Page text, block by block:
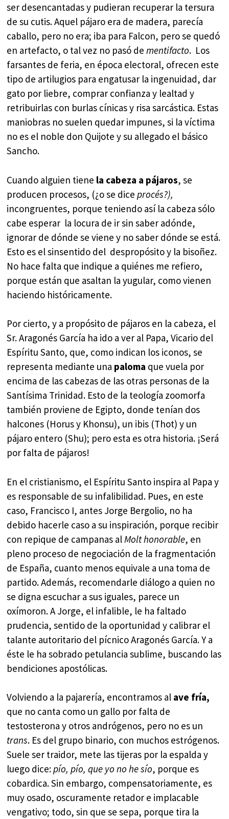
ser desencantadas y pudieran recuperar la tersura
de su cutis. Aquel pájaro era de madera, parecía
caballo, pero no era; iba para Falcon, pero se quedó
en artefacto, o tal vez no pasó dementifacto. Los
farsantes de feria, en época electoral, ofrecen este
tipo de artilugios para engatusar la ingenuidad, dar
gato por liebre, comprar confianza y lealtad y
retribuirlas con burlas cínicas y risa sarcástica. Estas
maniobras no suelen quedar impunes, si la víctima
no es el noble don Quijote y su allegado el básico
Sancho.
Cuando alguien tiene la cabeza a pájaros, se
producen procesos, (¿o se diceprocés?),
incongruentes, porque teniendo así la cabeza sólo
cabe esperar la locura de ir sin saber adónde,
ignorar de dónde se viene y no saber dónde se está.
Esto es el sinsentido del despropósito y la bisoñez.
No hace falta que indique a quiénes me refiero,
porque están que asaltan la yugular, como vienen
haciendo históricamente.
Por cierto, y a propósito de pájaros en la cabeza, el
Sr. Aragonés García ha ido a ver al Papa, Vicario del
Espíritu Santo, que, como indican los iconos, se
representa mediante una paloma que vuela por
encima de las cabezas de las otras personas de la
Santísima Trinidad. Esto de la teología zoomorfa
también proviene de Egipto, donde tenían dos
halcones (Horus y Khonsu), un ibis (Thot) y un
pájaro entero (Shu); pero esta es otra historia. ¡Será
por falta de pájaros!
En el cristianismo, el Espíritu Santo inspira al Papa y
es responsable de su infalibilidad. Pues, en este
caso, Francisco I, antes Jorge Bergolio, no ha
debido hacerle caso a su inspiración, porque recibir
con repique de campanas alMolt honorable, en
pleno proceso de negociación de la fragmentación
de España, cuanto menos equivale a una toma de
partido. Además, recomendarle diálogo a quien no
se digna escuchar a sus iguales, parece un
oxímoron. A Jorge, el infalible, le ha faltado
prudencia, sentido de la oportunidad y calibrar el
talante autoritario del pícnico Aragonés García. Y a
éste le ha sobrado petulancia sublime, buscando las
bendiciones apostólicas.
Volviendo a la pajarería, encontramos al ave fría,
que no canta como un gallo por falta de
testosterona y otros andrógenos, pero no es un
trans. Es del grupo binario, con muchos estrógenos.
Suele ser traidor, mete las tijeras por la espalda y
luego dice:pío, pío, que yo no he sío, porque es
cobardica. Sin embargo, compensatoriamente, es
muy osado, oscuramente retador e implacable
vengativo; todo, sin que se sepa, porque tira la